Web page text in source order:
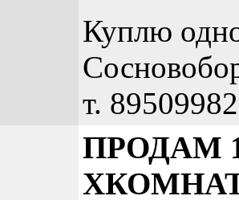
Куплю
т.
ПРОДАМ